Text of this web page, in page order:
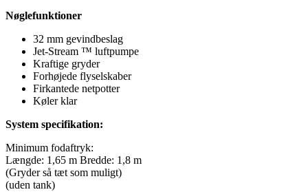
Nøglefunktioner
32 mm gevindbeslag
Jet-Stream ™ luftpumpe
Kraftige gryder
Forhøjede flyselskaber
Firkantede netpotter
Køler klar
System specifikation:
Minimum fodaftryk:
Længde: 1,65 m Bredde: 1,8 m
(Gryder så tæt som muligt)
(uden tank)